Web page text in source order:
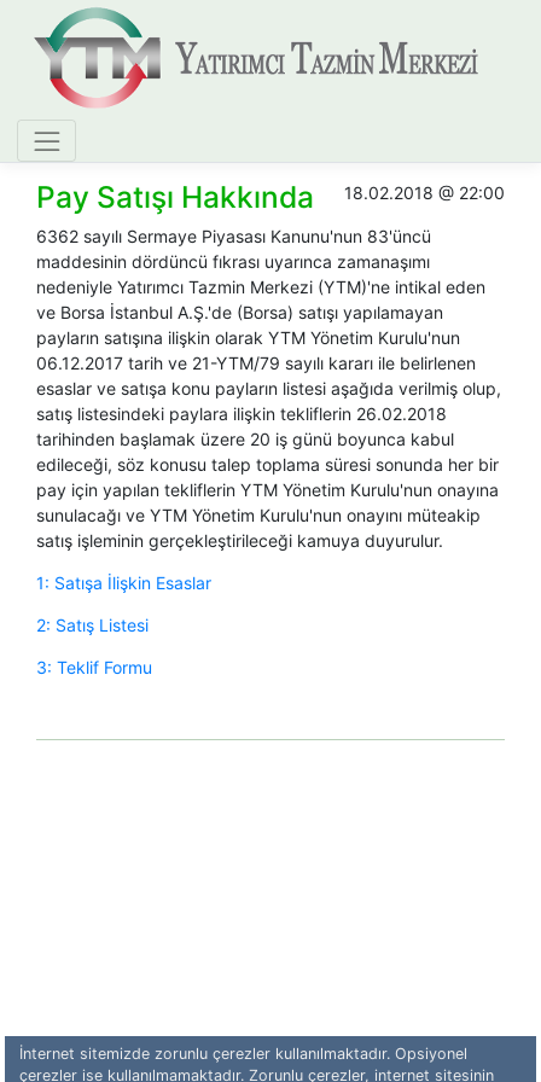
Pay Satışı Hakkında 18.02.2018 @ 22:00
6362 sayılı Sermaye Piyasası Kanunu'nun 83'üncü
maddesinin dördüncü fıkrası uyarınca zamanaşımı
nedeniyle Yatırımcı Tazmin Merkezi (YTM)'ne intikal eden
ve Borsa İstanbul A.Ş.'de (Borsa) satışı yapılamayan
payların satışına ilişkin olarak YTM Yönetim Kurulu'nun
06.12.2017 tarih ve 21-YTM/79 sayılı kararı ile belirlenen
esaslar ve satışa konu payların listesi aşağıda verilmiş olup,
satış listesindeki paylara ilişkin tekliflerin 26.02.2018
tarihinden başlamak üzere 20 iş günü boyunca kabul
edileceği, söz konusu talep toplama süresi sonunda her bir
pay için yapılan tekliflerin YTM Yönetim Kurulu'nun onayına
sunulacağı ve YTM Yönetim Kurulu'nun onayını müteakip
satış işleminin gerçekleştirileceği kamuya duyurulur.
1: Satışa İlişki​n Esaslar
2: Satış Listesi
3: Teklif Formu
İnternet sitemizde zorunlu çerezler kullanılmaktadır. Opsiyonel
çerezler ise kullanılmamaktadır. Zorunlu çerezler, internet sitesinin